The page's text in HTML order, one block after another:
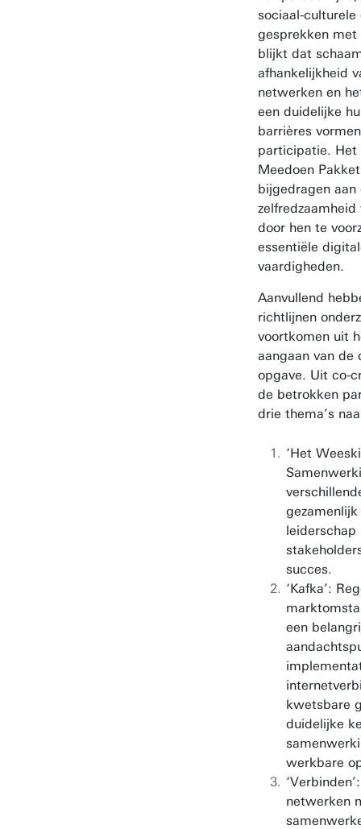
sociaal-
gesprekken met
blijkt dat
afhankelijkheid
netwerken en
een duidelijke
barrières
participatie. Het
Meedoen
bijgedragen aan
door hen te
essentiële
vaardigheden.
Aanvullend
richtlijnen
voortkomen uit
aangaan van de
opgave. Uit co-
de betrokken
drie thema’s
‘Het
leiderschap
succes.
‘Kafka’:
een
kwetsbare
duidelijke
werkbare
netwerken